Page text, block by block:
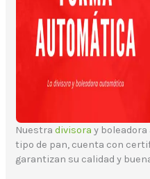
Nuestradivisoray
tipo de pan, cuenta con
garantizan su calidad y